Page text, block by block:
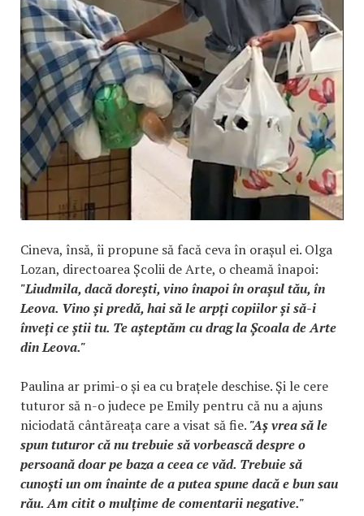
Cineva, însă, îi propune să facă ceva în orașul ei. Olga
Lozan, directoarea Școlii de Arte, o cheamă înapoi:
"Liudmila, dacă dorești, vino înapoi în orașul tău, în
Leova. Vino și predă, hai să le arpți copiilor și să-i
înveți ce știi tu. Te așteptăm cu drag la Școala de Arte
din Leova."
Paulina ar primi-o și ea cu brațele deschise. Și le cere
tuturor să n-o judece pe Emily pentru că nu a ajuns
niciodată cântăreața care a visat să fie. "Aș vrea să le
spun tuturor că nu trebuie să vorbească despre o
persoană doar pe baza a ceea ce văd. Trebuie să
cunoști un om înainte de a putea spune dacă e bun sau
rău. Am citit o mulțime de comentarii negative."